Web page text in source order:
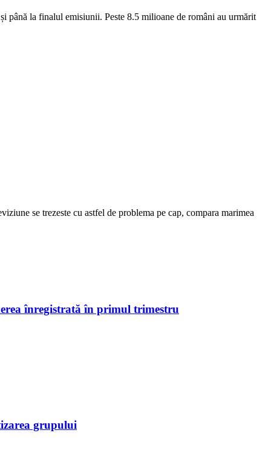
până la finalul emisiunii. Peste 8.5 milioane de români au urmărit
se trezeste cu astfel de problema pe cap, compara marimea
înregistrată în primul trimestru
grupului